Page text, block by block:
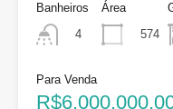
Banheiros
4
Área
574
Para Venda